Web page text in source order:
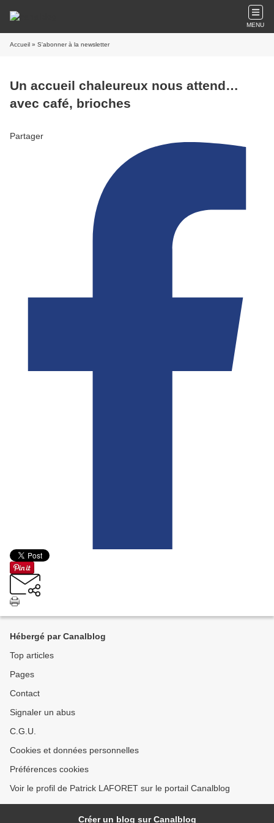
MENU
Accueil » S'abonner à la newsletter
Un accueil chaleureux nous attend…
avec café, brioches
Partager
Hébergé par Canalblog
Top articles
Pages
Contact
Signaler un abus
C.G.U.
Cookies et données personnelles
Préférences cookies
Voir le profil de Patrick LAFORET sur le portail Canalblog
Créer un blog sur Canalblog